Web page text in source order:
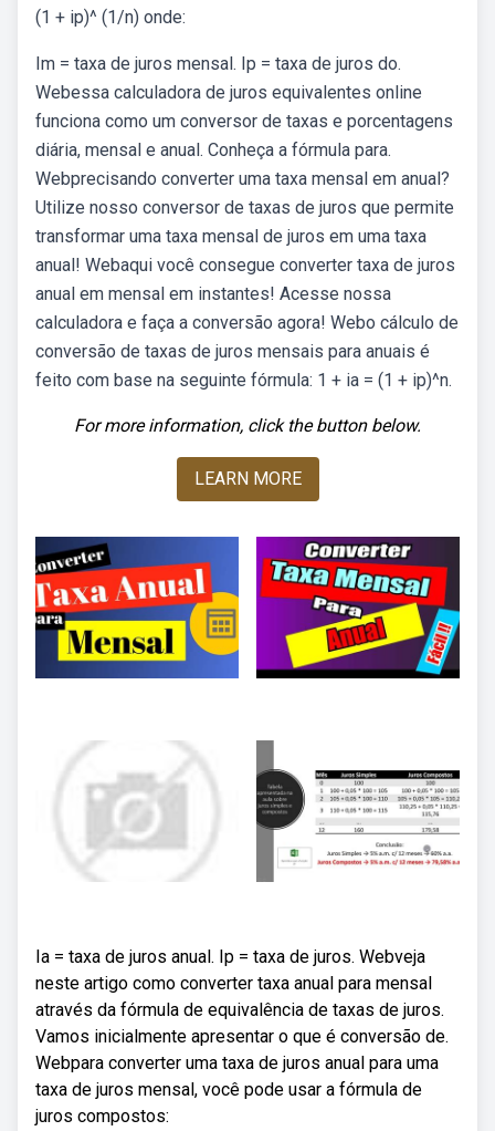
(1 + ip)^ (1/n) onde:
Im = taxa de juros mensal. Ip = taxa de juros do.
Webessa calculadora de juros equivalentes online
funciona como um conversor de taxas e porcentagens
diária, mensal e anual. Conheça a fórmula para.
Webprecisando converter uma taxa mensal em anual?
Utilize nosso conversor de taxas de juros que permite
transformar uma taxa mensal de juros em uma taxa
anual! Webaqui você consegue converter taxa de juros
anual em mensal em instantes! Acesse nossa
calculadora e faça a conversão agora! Webo cálculo de
conversão de taxas de juros mensais para anuais é
feito com base na seguinte fórmula: 1 + ia = (1 + ip)^n.
For more information, click the button below.
LEARN MORE
Ia = taxa de juros anual. Ip = taxa de juros. Webveja
neste artigo como converter taxa anual para mensal
através da fórmula de equivalência de taxas de juros.
Vamos inicialmente apresentar o que é conversão de.
Webpara converter uma taxa de juros anual para uma
taxa de juros mensal, você pode usar a fórmula de
juros compostos: